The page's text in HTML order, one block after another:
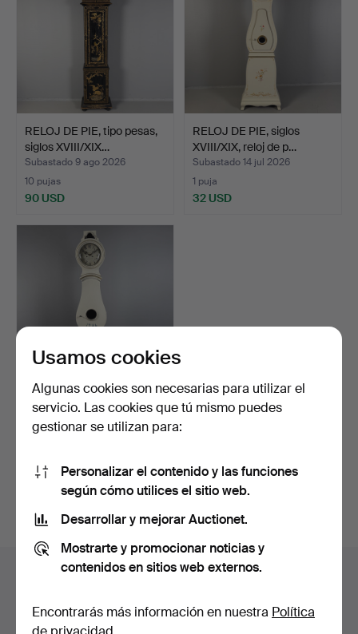
RELOJ DE PIE, tipo pesas,
siglos XVIII/XIX…
Subastado 9 ago 2026
10 pujas
90 USD
RELOJ DE PIE, siglos
XVIII/XIX, reloj de p…
Subastado 14 jul 2026
1 puja
32 USD
RELOJ DE PIE, Suecia,
siglos XVIII/XIX, co…
Subastado 26 may 2026
153 USD
Archivo de subastas
Estás buscando en el archivo de subastas concluidas.
Usamos cookies
Algunas cookies son necesarias para utilizar el
servicio. Las cookies que tú mismo puedes
gestionar se utilizan para:
Personalizar el contenido y las funciones
según cómo utilices el sitio web.
Desarrollar y mejorar Auctionet.
Mostrarte y promocionar noticias y
contenidos en sitios web externos.
Encontrarás más información en nuestra Política